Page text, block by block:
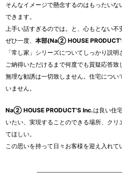
そんなイメージで懸念するのはもったい
できます。
上手い話すぎるのでは。と、心もとない不
ぜひ一度、本部(Na② HOUSE
「常し家」シリーズについてしっかり説明
ご納得いただけるまで何度でも質疑応答致
無理な勧誘は一切致しません。住宅につ
いません。
Na② HOUSE PRODUCT'S Inc.は良い住
いたい、実現することのできる場所、ク
てほしい。
この思いを持って日々お客様を迎え入れて